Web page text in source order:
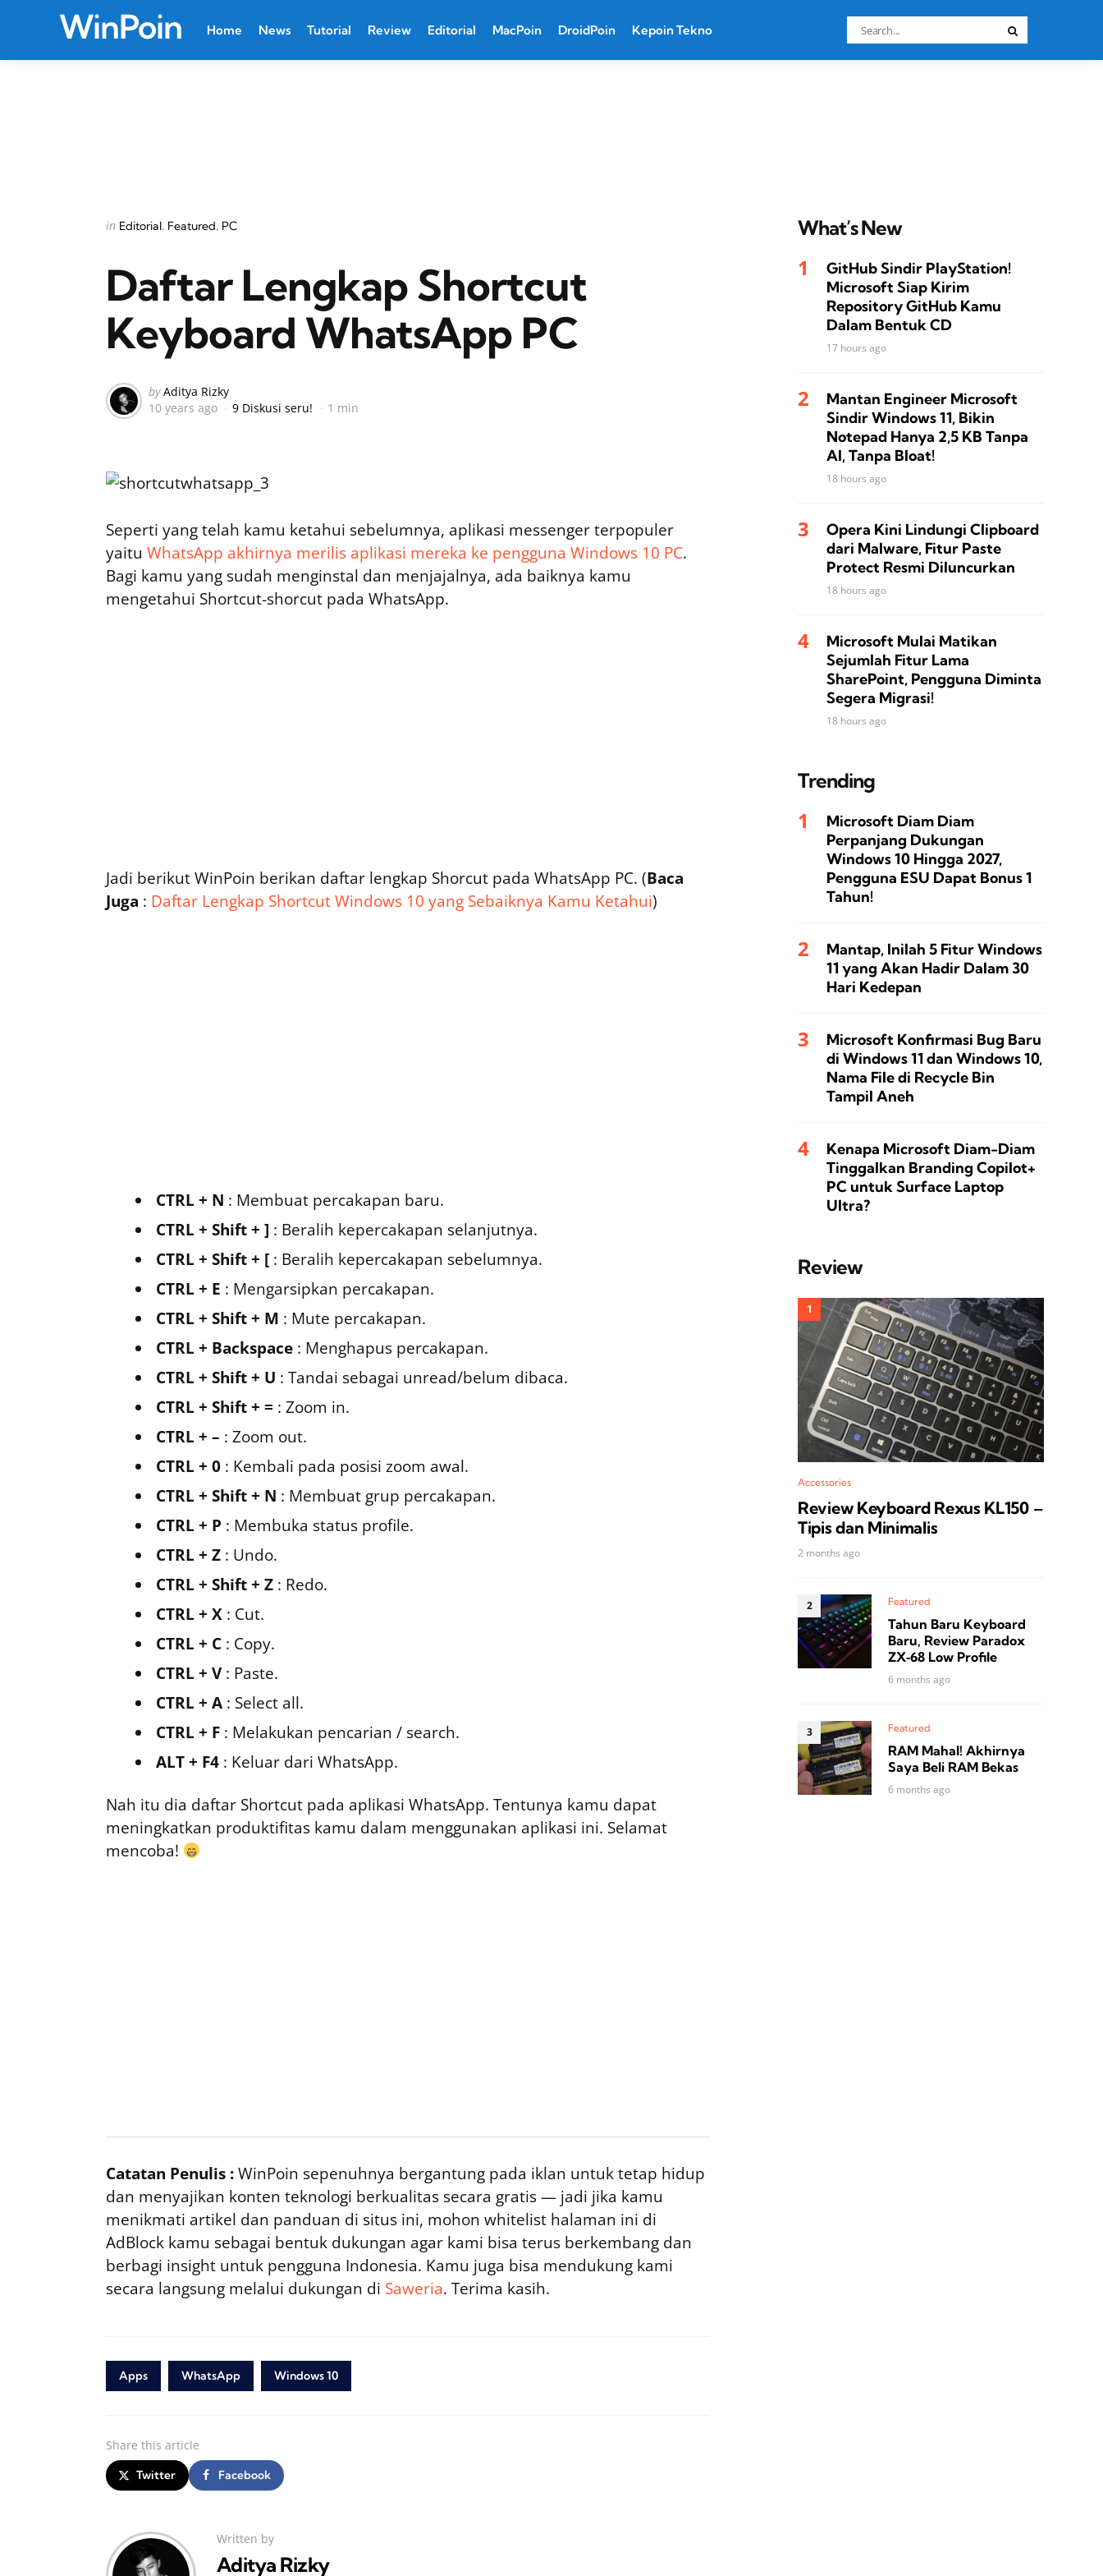
WinPoin Home News Tutorial Review Editorial MacPoin DroidPoin Kepoin Tekno
Search
for:
Categories
Posted
in Editorial Featured PC
Daftar Lengkap Shortcut
Keyboard WhatsApp PC
Posted
by
by Aditya Rizky
10 years ago
9 Diskusi seru! 1 min
Seperti yang telah kamu ketahui sebelumnya, aplikasi messenger terpopuler
yaitu WhatsApp akhirnya merilis aplikasi mereka ke pengguna Windows 10 PC.
Bagi kamu yang sudah menginstal dan menjajalnya, ada baiknya kamu
mengetahui Shortcut-shorcut pada WhatsApp.
Jadi berikut WinPoin berikan daftar lengkap Shorcut pada WhatsApp PC. (Baca
Juga : Daftar Lengkap Shortcut Windows 10 yang Sebaiknya Kamu Ketahui)
CTRL + N : Membuat percakapan baru.
CTRL + Shift + ] : Beralih kepercakapan selanjutnya.
CTRL + Shift + [ : Beralih kepercakapan sebelumnya.
CTRL + E : Mengarsipkan percakapan.
CTRL + Shift + M : Mute percakapan.
CTRL + Backspace : Menghapus percakapan.
CTRL + Shift + U : Tandai sebagai unread/belum dibaca.
CTRL + Shift + = : Zoom in.
CTRL + – : Zoom out.
CTRL + 0 : Kembali pada posisi zoom awal.
CTRL + Shift + N : Membuat grup percakapan.
CTRL + P : Membuka status profile.
CTRL + Z : Undo.
CTRL + Shift + Z : Redo.
CTRL + X : Cut.
CTRL + C : Copy.
CTRL + V: Paste.
CTRL + A : Select all.
CTRL + F : Melakukan pencarian / search.
ALT + F4 : Keluar dari WhatsApp.
Nah itu dia daftar Shortcut pada aplikasi WhatsApp. Tentunya kamu dapat
meningkatkan produktifitas kamu dalam menggunakan aplikasi ini. Selamat
mencoba!
Catatan Penulis :WinPoin sepenuhnya bergantung pada iklan untuk tetap hidup
dan menyajikan konten teknologi berkualitas secara gratis — jadi jika kamu
menikmati artikel dan panduan di situs ini, mohon whitelist halaman ini di
AdBlock kamu sebagai bentuk dukungan agar kami bisa terus berkembang dan
berbagi insight untuk pengguna Indonesia. Kamu juga bisa mendukung kami
secara langsung melalui dukungan di Saweria. Terima kasih.
Apps WhatsApp Windows 10
Share this article
Twitter Facebook
Written by
Aditya Rizky
What’s New
GitHub Sindir PlayStation!
Microsoft Siap Kirim
Repository GitHub Kamu
Dalam Bentuk CD
17 hours ago
Mantan Engineer Microsoft
Sindir Windows 11, Bikin
Notepad Hanya 2,5 KB Tanpa
AI, Tanpa Bloat!
18 hours ago
Opera Kini Lindungi Clipboard
dari Malware, Fitur Paste
Protect Resmi Diluncurkan
18 hours ago
Microsoft Mulai Matikan
Sejumlah Fitur Lama
SharePoint, Pengguna Diminta
Segera Migrasi!
18 hours ago
Trending
Microsoft Diam Diam
Perpanjang Dukungan
Windows 10 Hingga 2027,
Pengguna ESU Dapat Bonus 1
Tahun!
Mantap, Inilah 5 Fitur Windows
11 yang Akan Hadir Dalam 30
Hari Kedepan
Microsoft Konfirmasi Bug Baru
di Windows 11 dan Windows 10,
Nama File di Recycle Bin
Tampil Aneh
Kenapa Microsoft Diam-Diam
Tinggalkan Branding Copilot+
PC untuk Surface Laptop
Ultra?
Review
Accessories
Review Keyboard Rexus KL150 –
Tipis dan Minimalis
2 months ago
Featured
Tahun Baru Keyboard
Baru, Review Paradox
ZX‑68 Low Profile
6 months ago
Featured
RAM Mahal! Akhirnya
Saya Beli RAM Bekas
6 months ago